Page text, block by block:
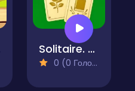
Solitaire. Card Sorting
0 (0 Голосів)